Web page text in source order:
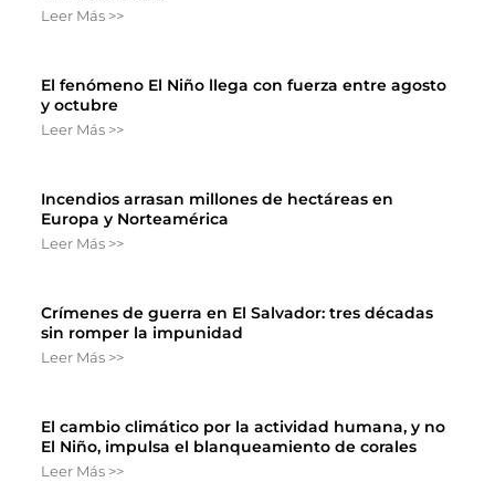
Leer Más >>
El fenómeno El Niño llega con fuerza entre agosto
y octubre
Leer Más >>
Incendios arrasan millones de hectáreas en
Europa y Norteamérica
Leer Más >>
Crímenes de guerra en El Salvador: tres décadas
sin romper la impunidad
Leer Más >>
El cambio climático por la actividad humana, y no
El Niño, impulsa el blanqueamiento de corales
Leer Más >>